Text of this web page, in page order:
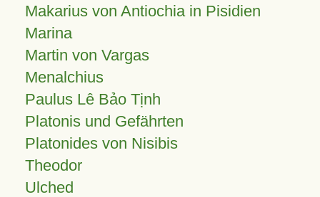
Makarius von Antiochia in Pisidien
Marina
Martin von Vargas
Menalchius
Paulus Lê Bảo Tịnh
Platonis und Gefährten
Platonides von Nisibis
Theodor
Ulched